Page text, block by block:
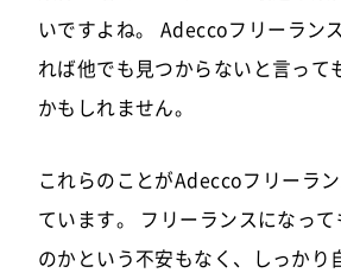
いですよね。 Adeccoフリーラン
れば他でも見つからないと言って
かもしれません。
これらのことがAdeccoフリーラ
ています。 フリーランスになっ
のかという不安もなく、しっかり